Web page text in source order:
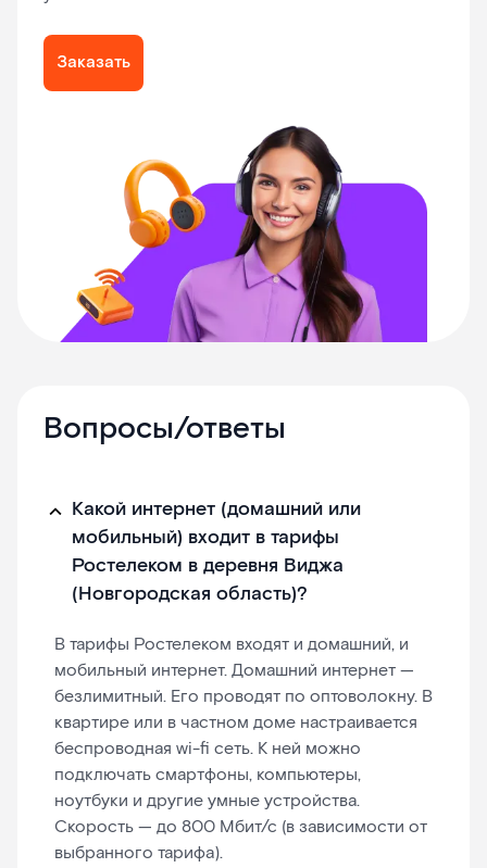
Заказать
Вопросы/ответы
Какой интернет (домашний или
мобильный) входит в тарифы
Ростелеком в деревня Виджа
(Новгородская область)?
В тарифы Ростелеком входят и домашний, и
мобильный интернет. Домашний интернет —
безлимитный. Его проводят по оптоволокну. В
квартире или в частном доме настраивается
беспроводная wi-fi сеть. К ней можно
подключать смартфоны, компьютеры,
ноутбуки и другие умные устройства.
Скорость — до 800 Мбит/с (в зависимости от
выбранного тарифа).